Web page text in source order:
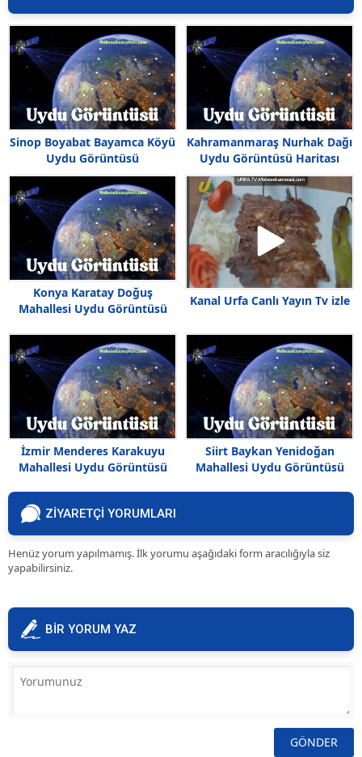
Sinop Boyabat Bayamca Köyü
Uydu Görüntüsü
Kahramanmaraş Nurhak Dağı
Uydu Görüntüsü Haritası
Konya Karatay Doğuş
Mahallesi Uydu Görüntüsü
Kanal Urfa Canlı Yayın Tv izle
İzmir Menderes Karakuyu
Mahallesi Uydu Görüntüsü
Siirt Baykan Yenidoğan
Mahallesi Uydu Görüntüsü
ZİYARETÇİ YORUMLARI
Henüz yorum yapılmamış. İlk yorumu aşağıdaki form aracılığıyla siz
yapabilirsiniz.
BİR YORUM YAZ